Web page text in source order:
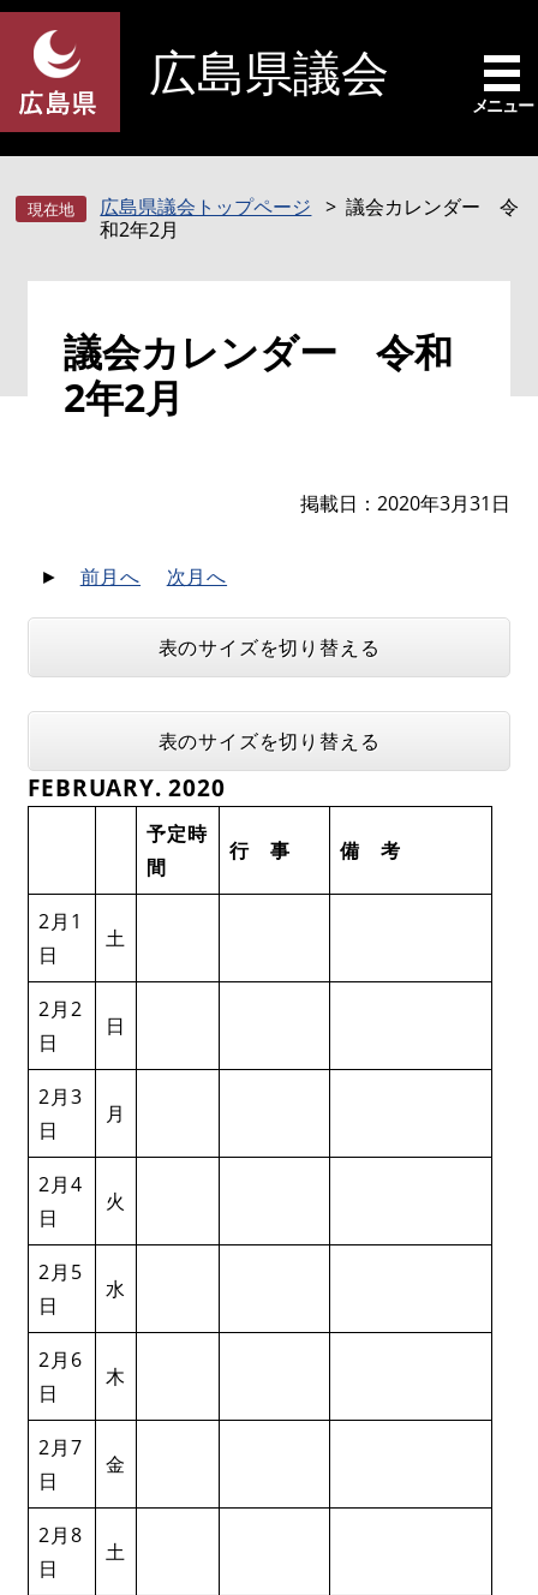
ペ
先
頭
す
メ
を
飛
し
広島県議会
メニュー
広島県議会トップページ
議会カレンダー 令
和2年2月
議会カレンダー 令和
2年2月
掲載日 2020年3月31日
► 前月へ 次月へ
表のサイズを切り替える
表のサイズを切り替える
FEBRUARY. 2020
予定時
間
行 事 備 考
2月1
日
土
2月2
日
日
2月3
日
月
2月4
日
火
2月5
日
水
2月6
日
木
2月7
日
金
2月8
日
土